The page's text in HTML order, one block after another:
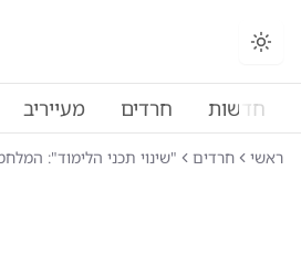
החלפת מצב תצוגה
חדשות חרדים מעייריב
ראשי חרדים "שינוי תכני הלימוד":